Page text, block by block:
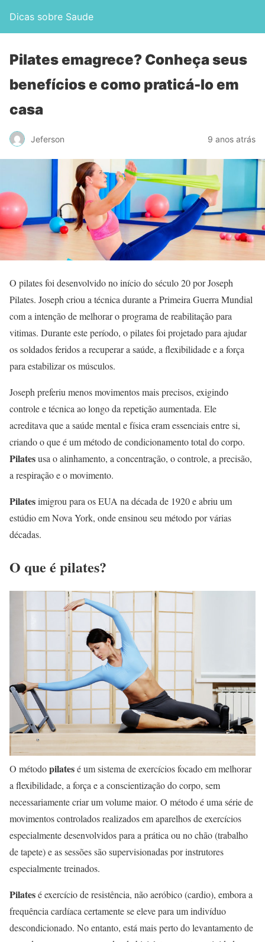
Dicas sobre Saude
Pilates emagrece? Conheça seus
benefícios e como praticá-lo em
casa
Jeferson 9 anos atrás
O pilates foi desenvolvido no início do século 20 por Joseph
Pilates. Joseph criou a técnica durante a Primeira Guerra Mundial
com a intenção de melhorar o programa de reabilitação para
vitimas. Durante este período, o pilates foi projetado para ajudar
os soldados feridos a recuperar a saúde, a flexibilidade e a força
para estabilizar os músculos.
Joseph preferiu menos movimentos mais precisos, exigindo
controle e técnica ao longo da repetição aumentada. Ele
acreditava que a saúde mental e física eram essenciais entre si,
criando o que é um método de condicionamento total do corpo.
Pilatesusa o alinhamento, a concentração, o controle, a precisão,
a respiração e o movimento.
Pilatesimigrou para os EUA na década de 1920 e abriu um
estúdio em Nova York, onde ensinou seu método por várias
décadas.
O que é pilates?
O métodopilatesé um sistema de exercícios focado em melhorar
a flexibilidade, a força e a conscientização do corpo, sem
necessariamente criar um volume maior. O método é uma série de
movimentos controlados realizados em aparelhos de exercícios
especialmente desenvolvidos para a prática ou no chão (trabalho
de tapete) e as sessões são supervisionadas por instrutores
especialmente treinados.
Pilatesé exercício de resistência, não aeróbico (cardio), embora a
frequência cardíaca certamente se eleve para um indivíduo
descondicionado. No entanto, está mais perto do levantamento de